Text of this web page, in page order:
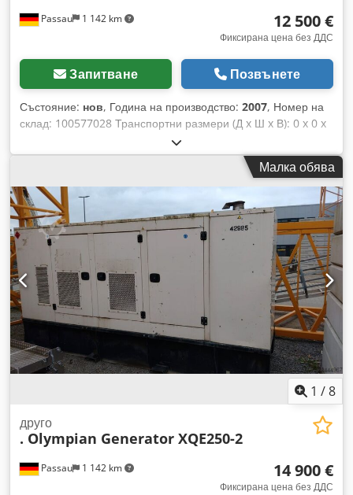
Passau 1 142 km 12 500 €
Фиксирана цена без ДДС
Запитване Позвънете
Състояние: нов, Година на производство: 2007, Номер на
склад: 100577028 Транспортни размери (Д x Ш x В): 0 x 0 x
0 ---- Местоположение: Пасау Размери: 3 750 x 1 450 x 2
180 мм (Д x Ш x В) Тегло: 3 644 кг Двигател: Volvo
TAD740GE Гориво: Дизел Мощност: 250 kVA Dcedpozp T
Tasfx Abrjk
Малка обява
1 /8
Passau 1 142 km
друго
. Olympian Generator XQE250-2
14 900 €
Фиксирана цена без ДДС